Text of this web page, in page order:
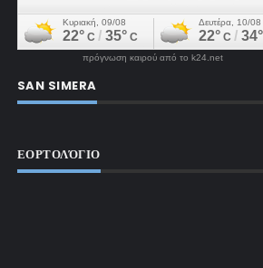
πρόγνωση καιρού από το k24.net
SAN SIMERA
ΕΟΡΤΟΛΌΓΙΟ